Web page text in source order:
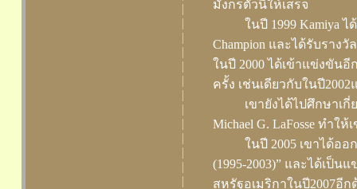
|
|
|
|
|
|
|
|
|
|
|
|
|
มังกรตัวนี้ให้เสร็จ
ในปี 1999 Kamiya
Champion และได้รับรางวั
ในปี 2000 ได้เข้าแข่งขันอี
ครั้ง เช่นเดียวกับในปี2002
เขายังได้ไปศึกษาเ
Michael G. LaFosse ทำ
ในปี 2005 เขาได้ออ
(1995-2003)” และได้เป็น
สหรัฐอเมริกาในปี2007อีก